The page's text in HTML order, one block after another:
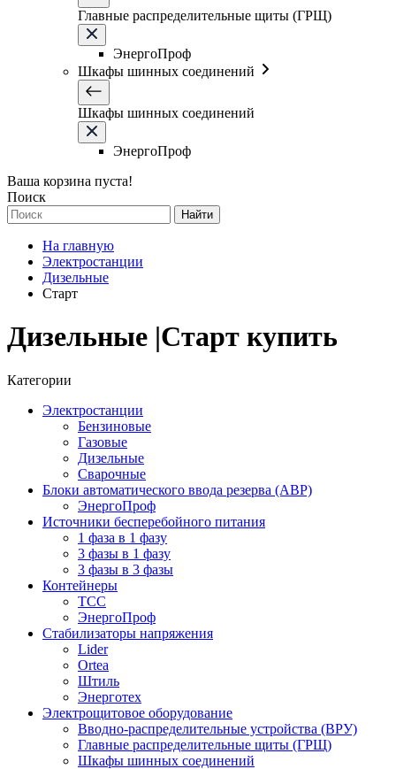
Главные распределительные щиты (ГРЩ)
ЭнергоПроф
Шкафы шинных соединений
Шкафы шинных соединений
ЭнергоПроф
Ваша корзина пуста!
Поиск
Найти
На главную
Электростанции
Дизельные
Старт
Дизельные |Старт купить
Категории
Электростанции
Бензиновые
Газовые
Дизельные
Сварочные
Блоки автоматического ввода резерва (АВР)
ЭнергоПроф
Источники бесперебойного питания
1 фаза в 1 фазу
3 фазы в 1 фазу
3 фазы в 3 фазы
Контейнеры
ТСС
ЭнергоПроф
Стабилизаторы напряжения
Lider
Ortea
Штиль
Энерготех
Электрощитовое оборудование
Вводно-распределительные устройства (ВРУ)
Главные распределительные щиты (ГРЩ)
Шкафы шинных соединений